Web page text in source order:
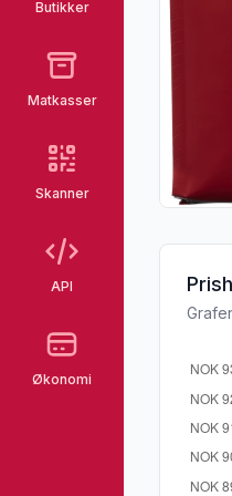
Butikker
Matkasser
Skanner
API
Økonomi